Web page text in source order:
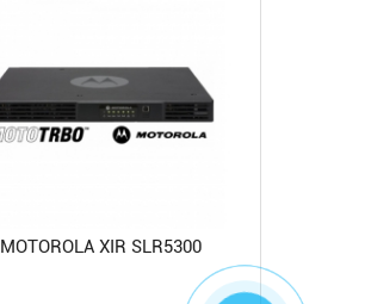
MOTOROLA XIR SLR5300